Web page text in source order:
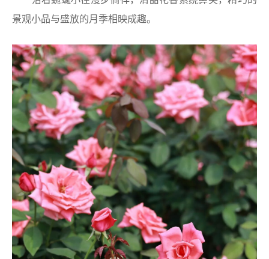
景观小品与盛放的月季相映成趣。